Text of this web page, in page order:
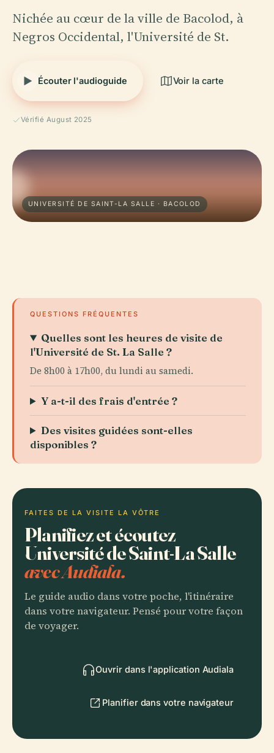
Nichée au cœur de la ville de Bacolod, à
Negros Occidental, l'Université de St.
Écouter l'audioguide Voir la carte
Vérifié August 2025
UNIVERSITÉ DE SAINT-LA SALLE · BACOLOD
QUESTIONS FRÉQUENTES
Quelles sont les heures de visite de
l'Université de St. La Salle ?
De 8h00 à 17h00, du lundi au samedi.
Y a-t-il des frais d'entrée ?
Des visites guidées sont-elles
disponibles ?
FAITES DE LA VISITE LA VÔTRE
Planifiez et écoutez
Université de Saint-La Salle
avec Audiala.
Le guide audio dans votre poche, l'itinéraire
dans votre navigateur. Pensé pour votre façon
de voyager.
Ouvrir dans l'application Audiala
Planifier dans votre navigateur